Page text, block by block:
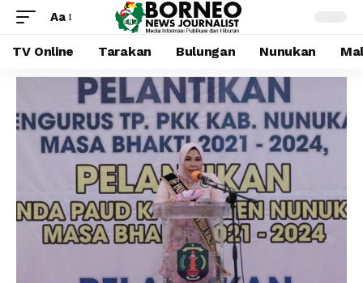
Aa
TV Online Tarakan Bulungan Nunukan